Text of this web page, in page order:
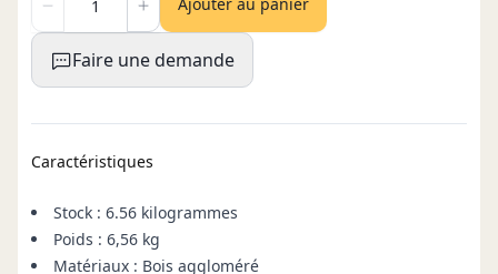
Ajouter au panier
Faire une demande
Caractéristiques
Stock : 6.56 kilogrammes
Poids : 6,56 kg
Matériaux : Bois aggloméré